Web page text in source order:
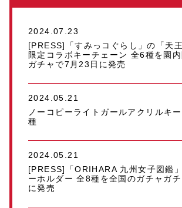
2024.07.23
[PRESS]「すみっコぐらし」の「天王
限定コラボキーチェーン 全6種を園
ガチャで7月23日に発売
2024.05.21
ノーコピーライトガールアクリルキ
種
2024.05.21
[PRESS]「ORIHARA 九州女子図鑑
ーホルダー 全8種を全国のガチャガ
に発売